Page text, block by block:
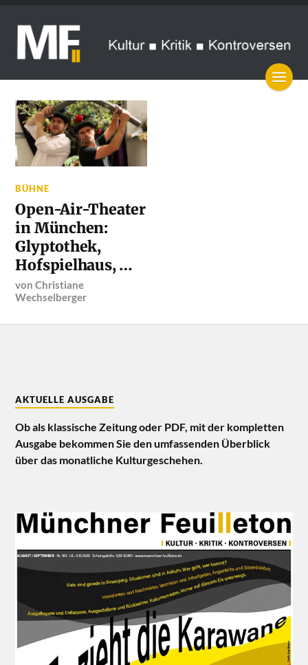
BÜHNE
Open-Air-Theater
in München:
Glyptothek,
Hofspielhaus, …
vonChristiane
Wechselberger
AKTUELLE AUSGABE
Ob als klassische Zeitung oder PDF, mit der kompletten
Ausgabe bekommen Sie den umfassenden Überblick
über das monatliche Kulturgeschehen.